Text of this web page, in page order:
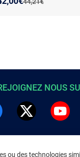
Mousse 500 ml - Peinture
ou des technologies
NOUS